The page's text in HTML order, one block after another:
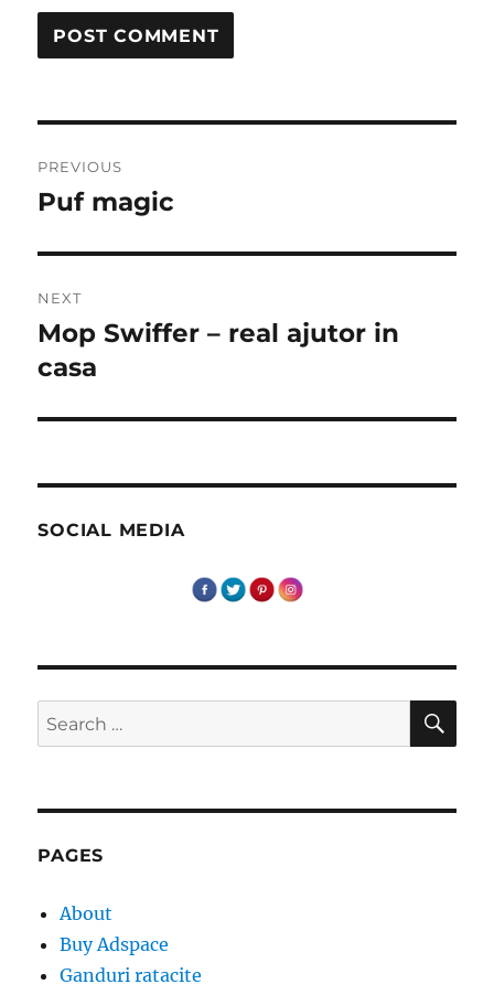
navigation
PREVIOUS
Previous
Puf magic
NEXT
Next
post:
Mop Swiffer – real ajutor in
casa
SOCIAL MEDIA
Search
for:
PAGES
About
Buy Adspace
Ganduri ratacite